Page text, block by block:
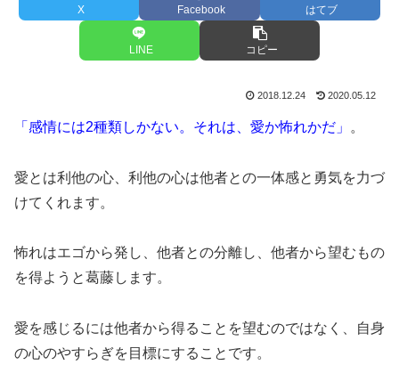
X Facebook はてブ
LINE コピー
2018.12.24 2020.05.12
「感情には2種類しかない。それは、愛か怖れかだ」 。
愛とは利他の心、利他の心は他者との一体感と勇気を力づ
けてくれます。
怖れはエゴから発し、他者との分離し、他者から望むもの
を得ようと葛藤します。
愛を感じるには他者から得ることを望むのではなく、自身
の心のやすらぎを目標にすることです。